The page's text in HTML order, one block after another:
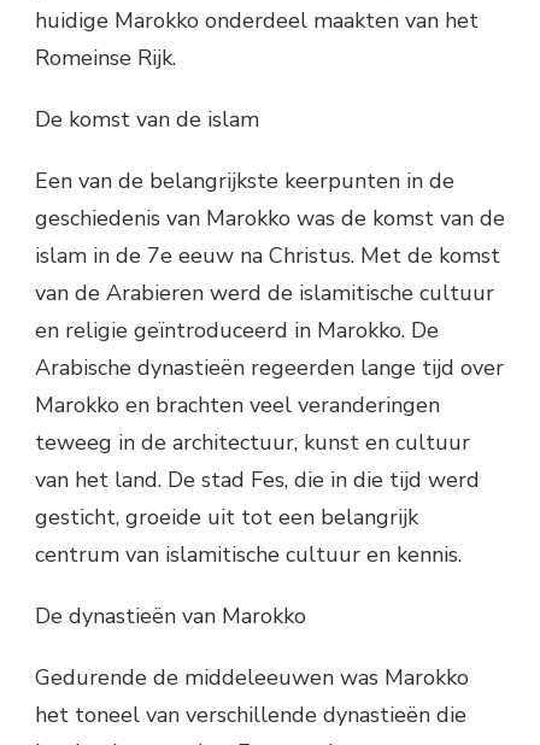
huidige Marokko onderdeel maakten van het
Romeinse Rijk.
De komst van de islam
Een van de belangrijkste keerpunten in de
geschiedenis van Marokko was de komst van de
islam in de 7e eeuw na Christus. Met de komst
van de Arabieren werd de islamitische cultuur
en religie geïntroduceerd in Marokko. De
Arabische dynastieën regeerden lange tijd over
Marokko en brachten veel veranderingen
teweeg in de architectuur, kunst en cultuur
van het land. De stad Fes, die in die tijd werd
gesticht, groeide uit tot een belangrijk
centrum van islamitische cultuur en kennis.
De dynastieën van Marokko
Gedurende de middeleeuwen was Marokko
het toneel van verschillende dynastieën die